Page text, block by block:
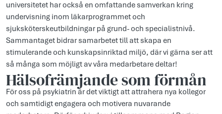
universitetet har också en omfattande samverkan kring
undervisning inom läkarprogrammet och
sjuksköterskeutbildningar på grund- och specialistnivå.
Sammantaget bidrar samarbetet till att skapa en
stimulerande och kunskapsinriktad miljö, där vi gärna ser att
så många som möjligt av våra medarbetare deltar!
Hälsofrämjande som förmån
För oss på psykiatrin är det viktigt att attrahera nya kollegor
och samtidigt engagera och motivera nuvarande